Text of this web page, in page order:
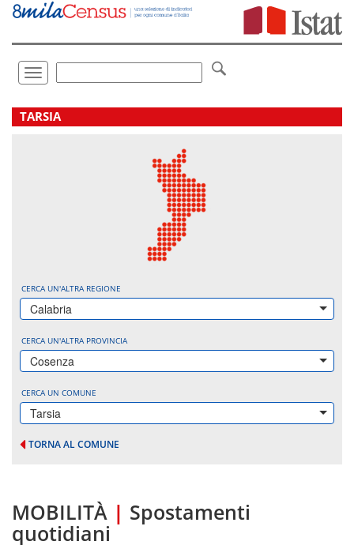
Vai
direttamente
Toggle
navigation
.
TARSIA
CERCA UN'ALTRA REGIONE
Calabria
CERCA UN'ALTRA PROVINCIA
Cosenza
CERCA UN COMUNE
Tarsia
TORNA AL COMUNE
MOBILITÀ | Spostamenti
quotidiani